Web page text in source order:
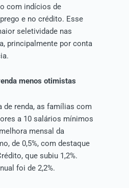
com indícios de
e no crédito. Esse
seletividade nas
principalmente por conta
menos otimistas
de renda, as famílias com
a 10 salários mínimos
mensal da
de 0,5%, com destaque
que subiu 1,2%.
foi de 2,2%.